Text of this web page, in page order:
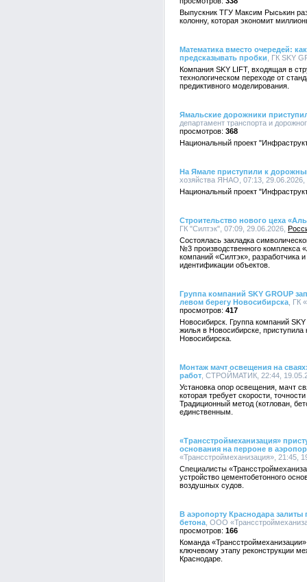
Выпускник ТГУ Максим Рыськин
колонну, которая экономит
Математика вместо очередей:
предсказывать пробки , ГК SKY
Компания SKY LIFT, входящая в
технологическом переходе от
предиктивного моделирования.
Ямальские дорожники
департамент транспорта и
368
Национальный проект
На Ямале приступили к
хозяйства ЯНАО, 07:13, 29.06.2026,
Национальный проект
Строительство нового цеха
ГК "Силтэк", 07:09, 29.06.2026,
Состоялась закладка
№3 производственного комплекса
компаний «Силтэк», разработчика
идентификации объектов.
Группа компаний SKY GROUP
левом берегу Новосибирска , ГК
417
Новосибирск. Группа компаний
жилья в Новосибирске, приступила
Новосибирска.
Монтаж мачт освещения на
работ , СТРОЙМАТИК, 22:44,
Установка опор освещения, мачт
которая требует скорости,
Традиционный метод (котлован,
единственным.
«Трансстроймеханизация»
основания на перроне в
«Трансстроймеханизация», 21:45,
Специалисты
устройство цементобетонного
воздушных судов.
В аэропорту Краснодара
бетона , ООО
166
Команда
ключевому этапу реконструкции
Краснодаре.